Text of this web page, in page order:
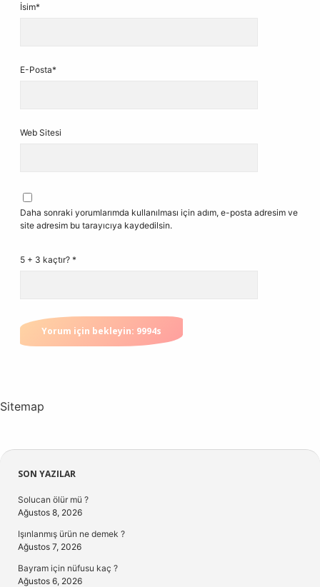
İsim*
E-Posta*
Web Sitesi
Daha sonraki yorumlarımda kullanılması için adım, e-posta adresim ve
site adresim bu tarayıcıya kaydedilsin.
5 + 3 kaçtır? *
Sitemap
Sidebar
SON YAZILAR
Solucan ölür mü ?
Ağustos 8, 2026
Işınlanmış ürün ne demek ?
Ağustos 7, 2026
Bayram için nüfusu kaç ?
Ağustos 6, 2026